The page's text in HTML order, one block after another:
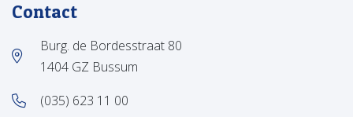
Contact
Burg. de Bordesstraat 80
1404 GZ Bussum
(035) 623 11 00